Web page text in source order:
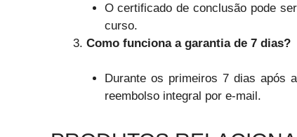
O certificado de conclusão pode
curso.
Como funciona a garantia de 7 dias?
Durante os primeiros 7 dias após
reembolso integral por e-mail.